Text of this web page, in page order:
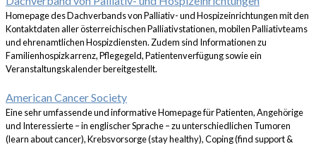
Homepage des Dachverbands von Palliativ- und Hospizeinrichtungen mit den
Kontaktdaten aller österreichischen Palliativstationen, mobilen Palliativteams
und ehrenamtlichen Hospizdiensten. Zudem sind Informationen zu
Familienhospizkarrenz, Pflegegeld, Patientenverfügung sowie ein
Veranstaltungskalender bereitgestellt.
American Cancer Society
Eine sehr umfassende und informative Homepage für Patienten, Angehörige
und Interessierte – in englischer Sprache – zu unterschiedlichen Tumoren
(learn about cancer), Krebsvorsorge (stay healthy), Coping (find support &